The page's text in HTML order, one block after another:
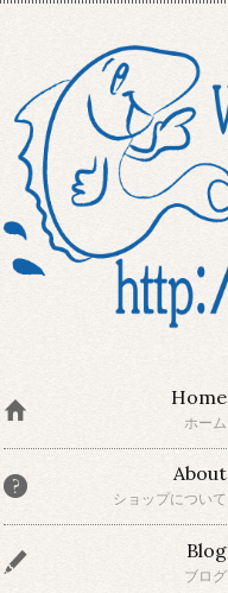
Home
ホーム
About
ショップについて
Blog
ブログ